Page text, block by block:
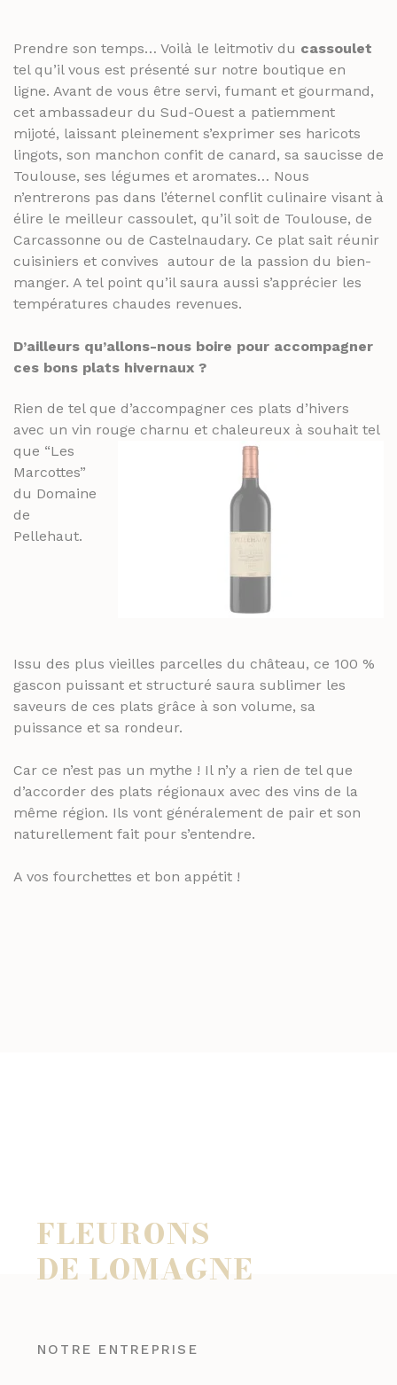
Prendre son temps… Voilà le leitmotiv du cassoulet
tel qu’il vous est présenté sur notre boutique en
ligne. Avant de vous être servi, fumant et gourmand,
cet ambassadeur du Sud-Ouest a patiemment
mijoté, laissant pleinement s’exprimer ses haricots
lingots, son manchon confit de canard, sa saucisse de
Toulouse, ses légumes et aromates… Nous
n’entrerons pas dans l’éternel conflit culinaire visant à
élire le meilleur cassoulet, qu’il soit de Toulouse, de
Carcassonne ou de Castelnaudary. Ce plat sait réunir
cuisiniers et convives autour de la passion du bien-
manger. A tel point qu’il saura aussi s’apprécier les
températures chaudes revenues.
D’ailleurs qu’allons-nous boire pour accompagner
ces bons plats hivernaux ?
Rien de tel que d’accompagner ces plats d’hivers
avec un vin rouge charnu et chaleureux à souhait tel
que “Les
Marcottes”
du Domaine
de
Pellehaut.
Issu des plus vieilles parcelles du château, ce 100 %
gascon puissant et structuré saura sublimer les
saveurs de ces plats grâce à son volume, sa
puissance et sa rondeur.
Car ce n’est pas un mythe ! Il n’y a rien de tel que
d’accorder des plats régionaux avec des vins de la
même région. Ils vont généralement de pair et son
naturellement fait pour s’entendre.
A vos fourchettes et bon appétit !
FLEURONS
DE LOMAGNE
NOTRE ENTREPRISE